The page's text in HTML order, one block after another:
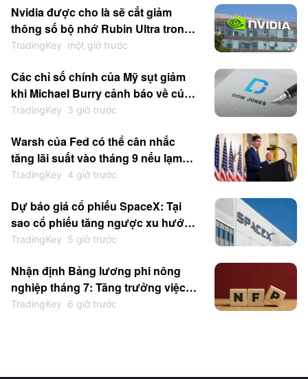
Nvidia được cho là sẽ cắt giảm
thông số bộ nhớ Rubin Ultra trong
bối cảnh thiếu hụt HBM
TradingKey một giờ trước
Các chỉ số chính của Mỹ sụt giảm
khi Michael Burry cảnh báo về cú
sụp đổ kiểu năm 1987 trước thềm
TradingKey 3 giờ trước
Warsh của Fed có thể cân nhắc
tăng lãi suất vào tháng 9 nếu lạm
phát ở mức cao, được cho là kiên
tối giản
TradingKey 4 giờ trước
Dự báo giá cổ phiếu SpaceX: Tại
sao cổ phiếu tăng ngược xu hướng
trong bối cảnh giải phóng 100 tỷ
TradingKey 5 giờ trước
Nhận định Bảng lương phi nông
nghiệp tháng 7: Tăng trưởng việc
làm có thể vẫn ở mức thấp; Chứng
TradingKey 6 giờ trước